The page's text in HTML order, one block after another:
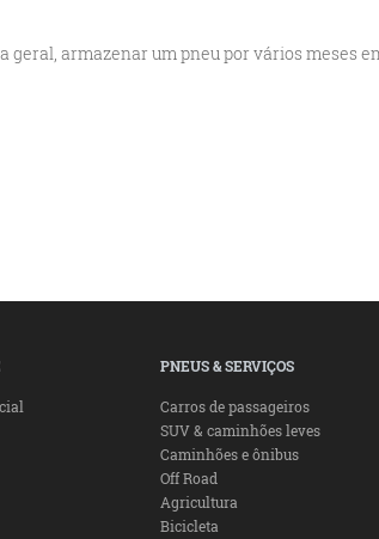
geral, armazenar um pneu por vários meses
PNEUS & SERVIÇOS
Carros de passageiros
SUV & caminhões leves
Caminhões e ônibus
Off Road
Agricultura
Bicicleta